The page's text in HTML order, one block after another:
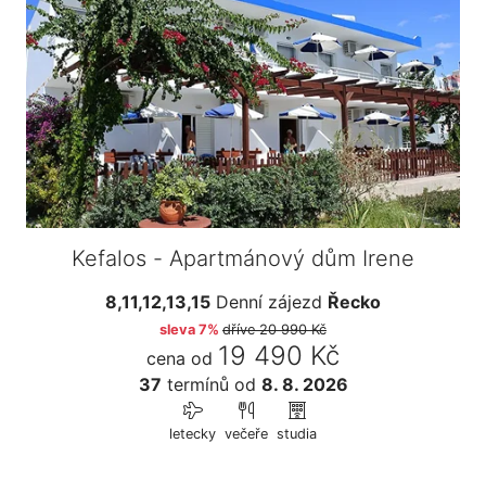
Kefalos - Apartmánový dům Irene
8,11,12,13,15 Denní zájezd Řecko
sleva 7% dříve20 990 Kč
cena od 19 490 Kč
37 termínů od 8. 8. 2026
letecky večeře studia